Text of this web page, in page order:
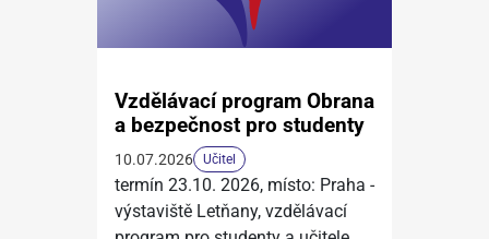
Vzdělávací program Obrana
a bezpečnost pro studenty
10.07.2026 Učitel
termín 23.10. 2026, místo: Praha -
výstaviště Letňany, vzdělávací